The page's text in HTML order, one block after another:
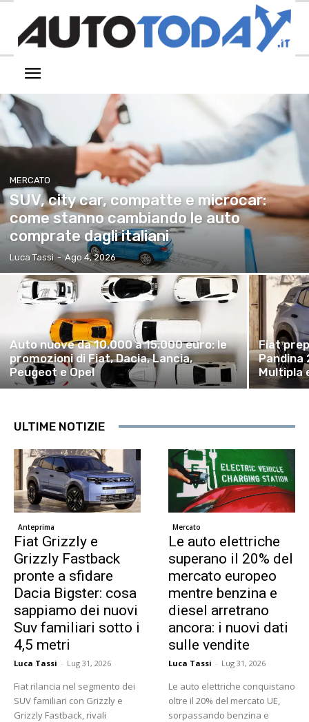
MERCATO
SUV, city car, compatte e microcar:
come stanno cambiando le auto
comprate dagli italiani
Luca Tassi - Ago 4, 2026
Auto nuove da 10.000 a 15.000 euro: le
promozioni di Fiat, Dacia, Lancia,
Peugeot e Opel
Fiat
Pandina
Multipla
ULTIME NOTIZIE
Anteprima
Fiat Grizzly e
Grizzly Fastback
pronte a sfidare
Dacia Bigster: cosa
sappiamo dei nuovi
Suv familiari sotto i
4,5 metri
Luca Tassi - Lug 31, 2026
Fiat rilancia nel segmento dei
SUV familiari con Grizzly e
Grizzly Fastback, rivali
Mercato
Le auto elettriche
superano il 20% del
mercato europeo
mentre benzina e
diesel arretrano
ancora: i nuovi dati
sulle vendite
Luca Tassi - Lug 31, 2026
Le auto elettriche conquistano
oltre il 20% del mercato UE,
sorpassando benzina e